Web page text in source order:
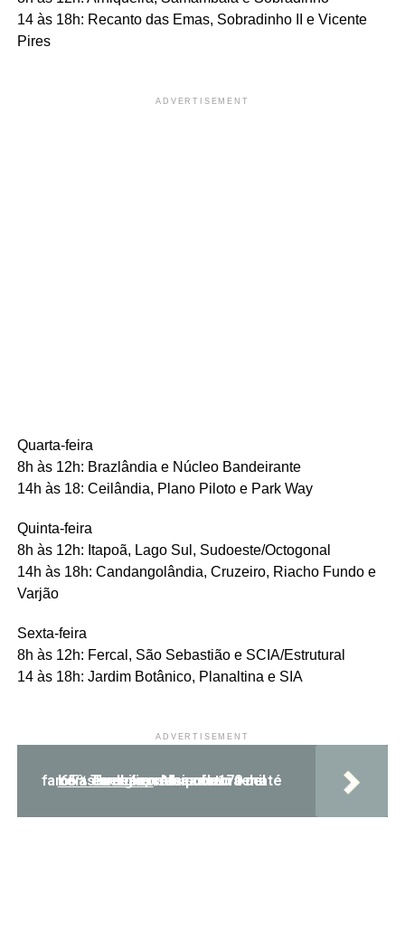
14 às 18h: Recanto das Emas, Sobradinho II e Vicente
Pires
ADVERTISEMENT
Quarta-feira
8h às 12h: Brazlândia e Núcleo Bandeirante
14h às 18: Ceilândia, Plano Piloto e Park Way
Quinta-feira
8h às 12h: Itapoã, Lago Sul, Sudoeste/Octogonal
14h às 18h: Candangolândia, Cruzeiro, Riacho Fundo e
Varjão
Sexta-feira
8h às 12h: Fercal, São Sebastião e SCIA/Estrutural
14 às 18h: Jardim Botânico, Planaltina e SIA
ADVERTISEMENT
Leia Também:
Mais de 170 mil famílias brasilienses podem ter até 65% de desconto na fatura de energia; saiba como